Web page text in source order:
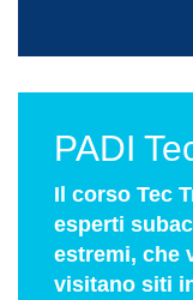
PADI
Il corso Tec
esperti
estremi, che
visitano siti